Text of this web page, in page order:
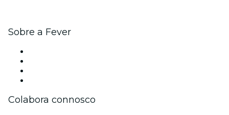
Sobre a Fever
Colabora connosco